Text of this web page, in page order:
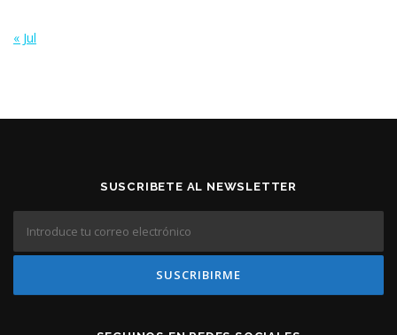
« Jul
SUSCRIBETE AL NEWSLETTER